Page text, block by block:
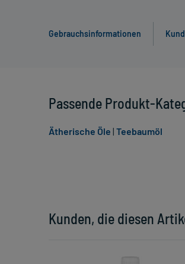
Gebrauchsinformationen
Kunden, die diesen
Passende Produkt-
Ätherische Öle | Teebaumöl